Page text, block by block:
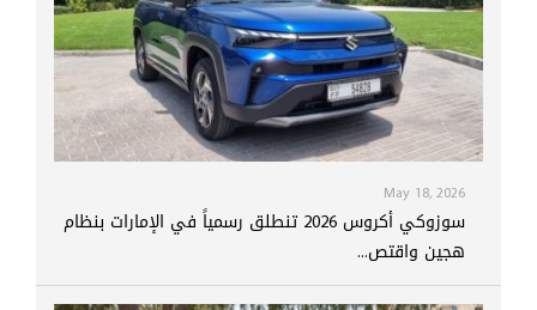
May 18, 2026
سوزوكي أكروس 2026 تنطلق رسمياً في الإمارات بنظام
هجين واقتص...